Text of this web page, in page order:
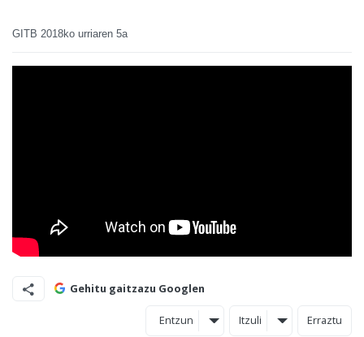
GITB 2018ko urriaren 5a
Gehitu gaitzazu Googlen
Entzun Itzuli Erraztu